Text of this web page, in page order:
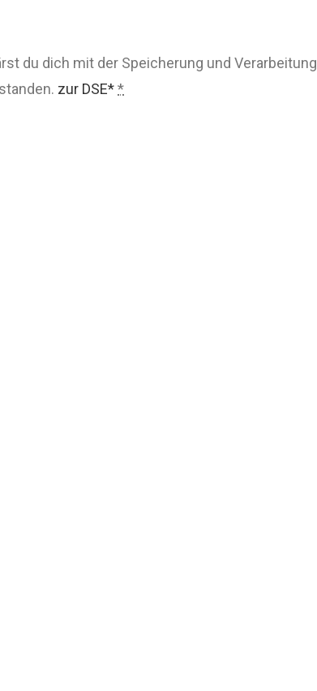
du dich mit der Speicherung und Verarbeitung
zur DSE**